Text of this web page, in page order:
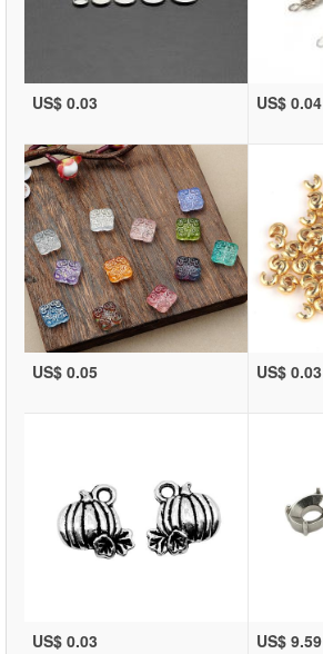
US$ 0.03 US$ 0.04
US$ 0.05 US$ 0.03
US$ 0.03 US$ 9.59